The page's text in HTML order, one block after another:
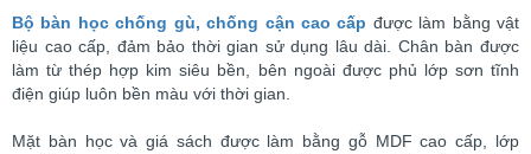
Bộ bàn học chống gù, chống cận cao cấp được làm bằng vật
liệu cao cấp, đảm bảo thời gian sử dụng lâu dài. Chân bàn được
làm từ thép hợp kim siêu bền, bên ngoài được phủ lớp sơn tĩnh
điện giúp luôn bền màu với thời gian.
Mặt bàn học và giá sách được làm bằng gỗ MDF cao cấp, lớp